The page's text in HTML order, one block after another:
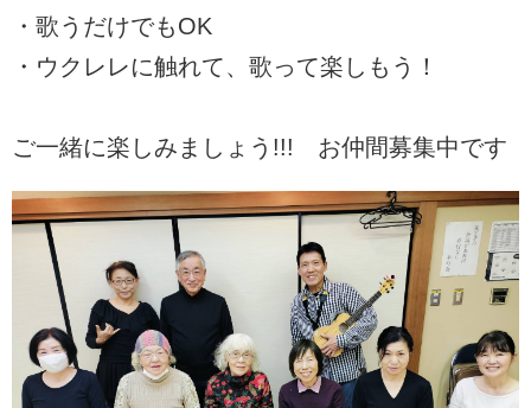
・歌うだけでもOK
・ウクレレに触れて、歌って楽しもう！
ご一緒に楽しみましょう!!! お仲間募集中です